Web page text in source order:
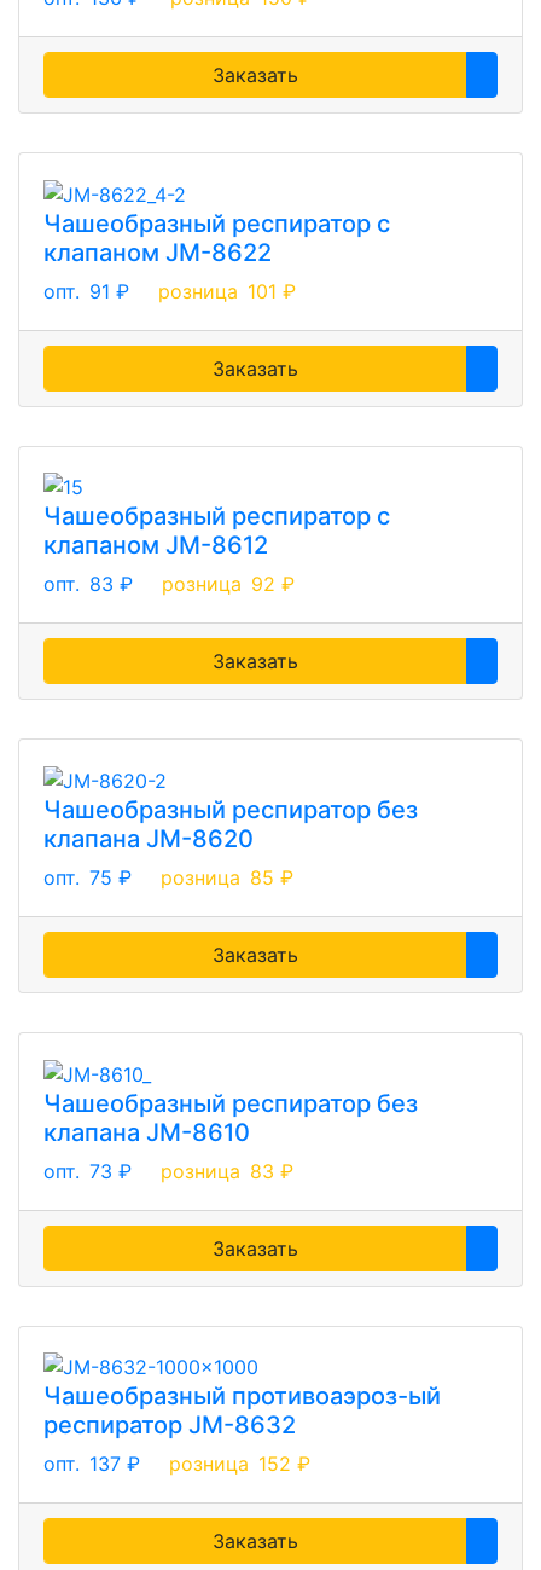
Заказать
Чашеобразный респиратор с
клапаном JM-8622
опт. 91 ₽ розница 101 ₽
Заказать
Чашеобразный респиратор с
клапаном JM-8612
опт. 83 ₽ розница 92 ₽
Заказать
Чашеобразный респиратор без
клапана JM-8620
опт. 75 ₽ розница 85 ₽
Заказать
Чашеобразный респиратор без
клапана JM-8610
опт. 73 ₽ розница 83 ₽
Заказать
Чашеобразный противоаэроз-ый
респиратор JM-8632
опт. 137 ₽ розница 152 ₽
Заказать